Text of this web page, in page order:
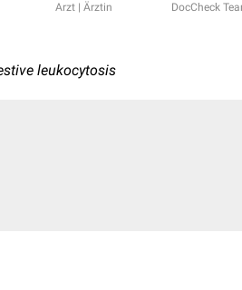
Arzt | Ärztin DocCheck
leukocytosis